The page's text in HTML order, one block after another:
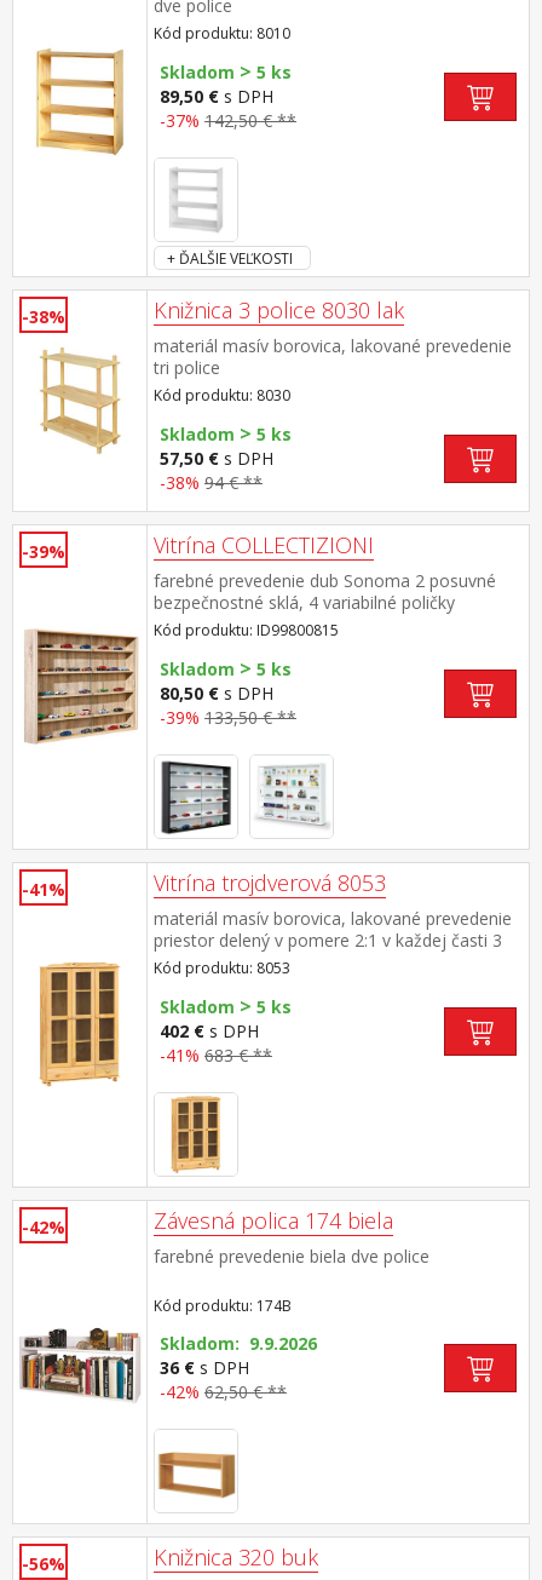
dve police
Kód produktu: 8010
Skladom > 5 ks
89,50 € s DPH
-37% 142,50 € **
+ ĎALŠIE VEĽKOSTI
-38% Knižnica 3 police 8030 lak
materiál masív borovica, lakované prevedenie
tri police
Kód produktu: 8030
Skladom > 5 ks
57,50 € s DPH
-38% 94 € **
-39% Vitrína COLLECTIZIONI
farebné prevedenie dub Sonoma 2 posuvné
bezpečnostné sklá, 4 variabilné poličky
Kód produktu: ID99800815
Skladom > 5 ks
80,50 € s DPH
-39% 133,50 € **
-41% Vitrína trojdverová 8053
materiál masív borovica, lakované prevedenie
priestor delený v pomere 2:1 v každej časti 3
police, presklené dvierka v spodnej časti veľká
a malá zásuvka s kovovými pojazdmi rozmer
väčšej zásuvky (š/h/v) 75,5 × 29,5 × 13
cm rozmer menšej zásuvky (š/h/v) 34,5 × 29,5
× 13 cm
Kód produktu: 8053
Skladom > 5 ks
402 € s DPH
-41% 683 € **
-42% Závesná polica 174 biela
farebné prevedenie biela dve police
Kód produktu: 174B
Skladom: 9.9.2026
36 € s DPH
-42% 62,50 € **
-56% Knižnica 320 buk